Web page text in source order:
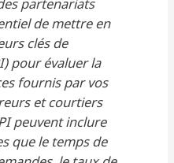
partenariats
de mettre en
clés de
pour évaluer la
fournis par vos
et courtiers
peuvent inclure
que le temps de